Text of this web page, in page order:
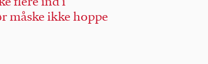
måske ikke hoppe